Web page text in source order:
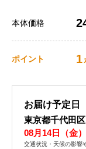
本体価格
ポイント 1
お届け予定日
東京都千代田区
08月14日（金
交通状況・天候の影響